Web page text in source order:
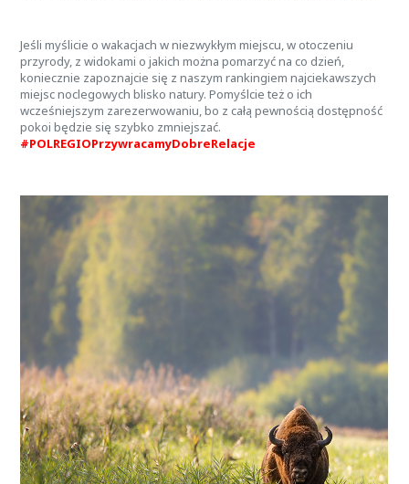
Jeśli myślicie o wakacjach w niezwykłym miejscu, w otoczeniu
przyrody, z widokami o jakich można pomarzyć na co dzień,
koniecznie zapoznajcie się z naszym rankingiem najciekawszych
miejsc noclegowych blisko natury. Pomyślcie też o ich
wcześniejszym zarezerwowaniu, bo z całą pewnością dostępność
pokoi będzie się szybko zmniejszać.
#POLREGIOPrzywracamyDobreRelacje